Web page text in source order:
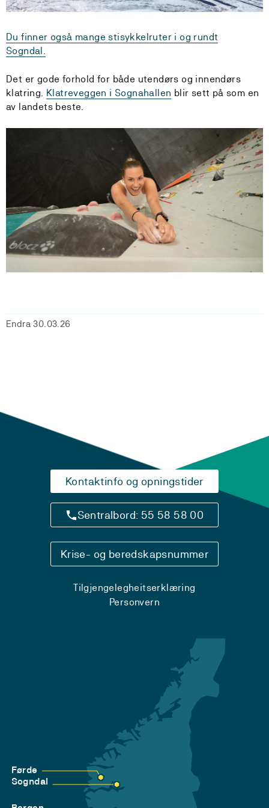
Du finner også mange stisykkelruter i og rundt
Sogndal.
Det er gode forhold for både utendørs og innendørs
klatring. Klatreveggen i Sognahallen blir sett på som en
av landets beste.
Endra 30.03.26
Kontaktinfo og opningstider
Sentralbord: 55 58 58 00
Krise- og beredskapsnummer
Tilgjengelegheitserklæring
Personvern
Førde
Sogndal